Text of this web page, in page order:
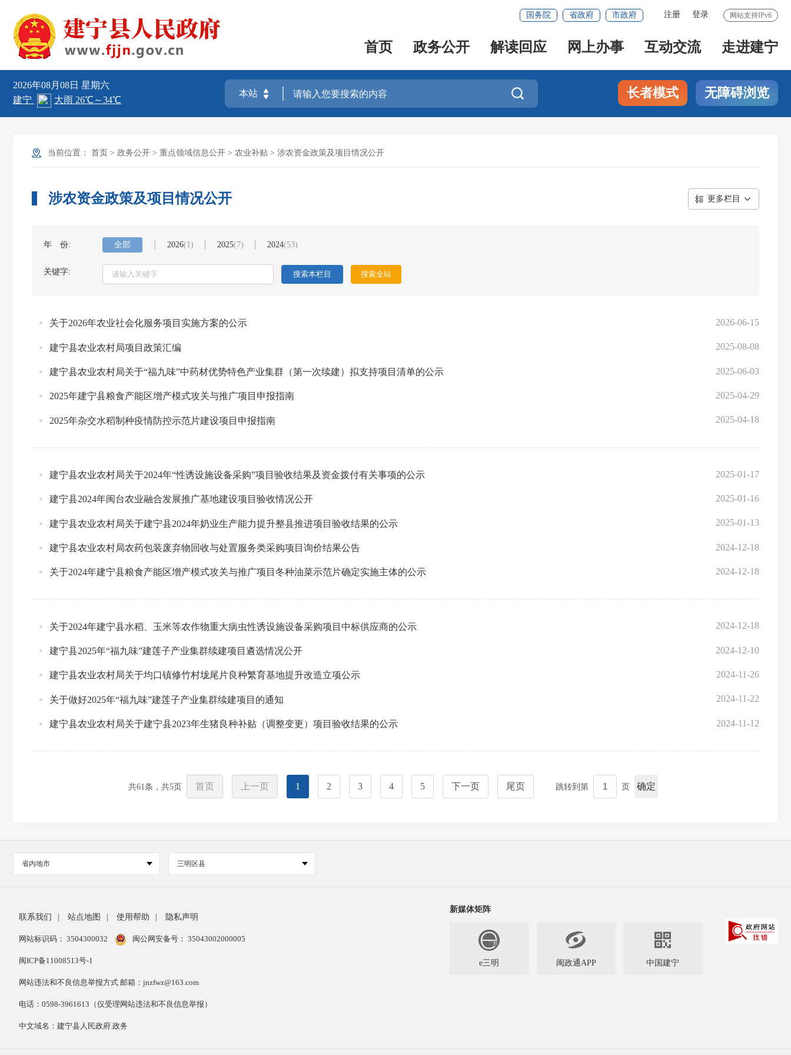
网站支持IPv6
注册 登录
国务院 省政府 市政府
首页 政务公开 解读回应 网上办事 互动交流 走进建宁
2026年08月08日 星期六
 长者模式 无障碍浏览
当前位置： 首页 > 政务公开 > 重点领域信息公开 > 农业补贴 > 涉农资金政策及项目情况公开
涉农资金政策及项目情况公开 更多栏目
年 份: 全部 2026(1) 2025(7) 2024(53)
关键字:
2026-06-15
关于2026年农业社会化服务项目实施方案的公示
2025-08-08
建宁县农业农村局项目政策汇编
2025-06-03
建宁县农业农村局关于“福九味”中药材优势特色产业集群（第一次续建）拟支持项目清单的公示
2025-04-29
2025年建宁县粮食产能区增产模式攻关与推广项目申报指南
2025-04-18
2025年杂交水稻制种疫情防控示范片建设项目申报指南
2025-01-17
建宁县农业农村局关于2024年“性诱设施设备采购”项目验收结果及资金拨付有关事项的公示
2025-01-16
建宁县2024年闽台农业融合发展推广基地建设项目验收情况公开
2025-01-13
建宁县农业农村局关于建宁县2024年奶业生产能力提升整县推进项目验收结果的公示
2024-12-18
建宁县农业农村局农药包装废弃物回收与处置服务类采购项目询价结果公告
2024-12-18
关于2024年建宁县粮食产能区增产模式攻关与推广项目冬种油菜示范片确定实施主体的公示
2024-12-18
关于2024年建宁县水稻、玉米等农作物重大病虫性诱设施设备采购项目中标供应商的公示
2024-12-10
建宁县2025年“福九味”建莲子产业集群续建项目遴选情况公开
2024-11-26
建宁县农业农村局关于均口镇修竹村垅尾片良种繁育基地提升改造立项公示
2024-11-22
关于做好2025年“福九味”建莲子产业集群续建项目的通知
2024-11-12
建宁县农业农村局关于建宁县2023年生猪良种补贴（调整变更）项目验收结果的公示
共61 条，共5页 首页 上一页 1 2 3 4 5 下一页 尾页 跳转到第 页 确定
省内地市 三明区县
联系我们 站点地图 使用帮助 隐私声明
网站标识码： 3504300032 闽公网安备号： 35043002000005
闽ICP备11008513号-1
网站违法和不良信息举报方式 邮箱：jnzfwz@163.com
电话：0598-3961613（仅受理网站违法和不良信息举报）
中文域名：建宁县人民政府.政务
新媒体矩阵
e三明

闽政通APP

中国建宁